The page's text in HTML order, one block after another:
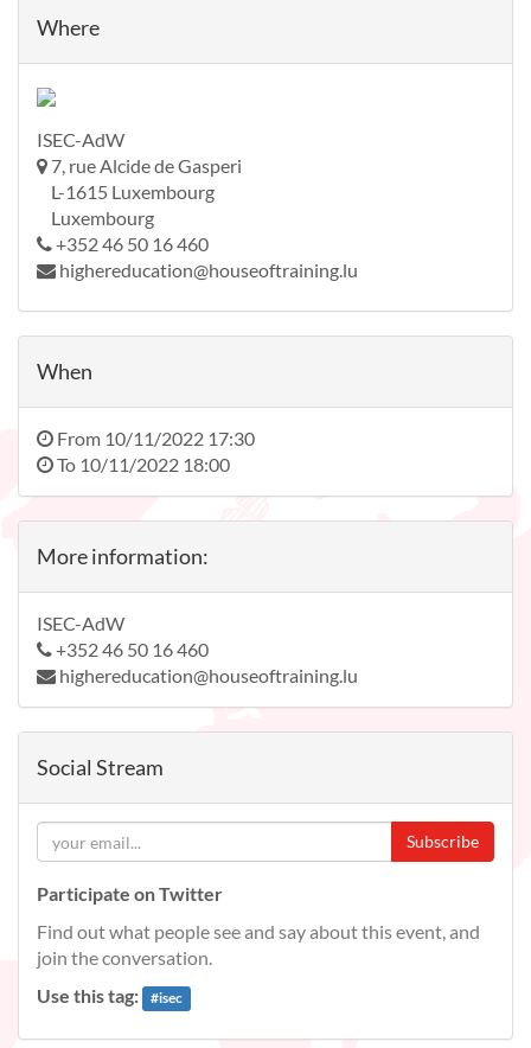
Where
ISEC-AdW
7, rue Alcide de Gasperi
L-1615 Luxembourg
Luxembourg
+352 46 50 16 460
highereducation@houseoftraining.lu
When
From 10/11/2022 17:30
To 10/11/2022 18:00
More information:
ISEC-AdW
+352 46 50 16 460
highereducation@houseoftraining.lu
Social Stream
Subscribe
Participate on Twitter
Find out what people see and say about this event, and
join the conversation.
Use this tag:
#isec